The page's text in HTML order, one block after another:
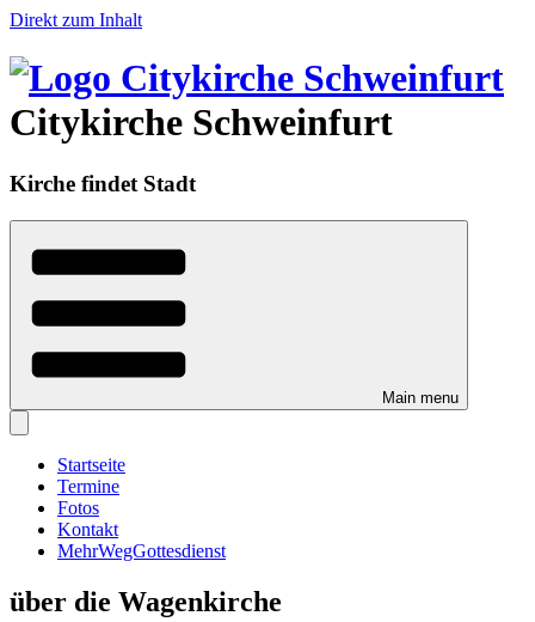
Direkt zum Inhalt
Citykirche Schweinfurt
Kirche findet Stadt
Main menu
Startseite
Termine
Fotos
Kontakt
MehrWegGottesdienst
über die Wagenkirche